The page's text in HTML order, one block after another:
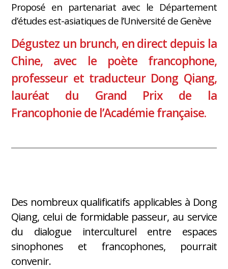
Proposé en partenariat avec le Département
d’études est-asiatiques de l’Université de Genève
Dégustez un brunch, en direct depuis la
Chine, avec le poète francophone,
professeur et traducteur Dong Qiang,
lauréat du Grand Prix de la
Francophonie de l’Académie française.
Des nombreux qualificatifs applicables à Dong
Qiang, celui de formidable passeur, au service
du dialogue interculturel entre espaces
sinophones et francophones, pourrait
convenir.